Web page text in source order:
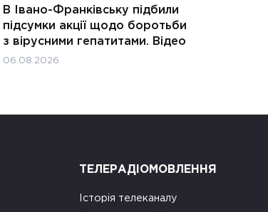
В Івано-Франківську підбили
підсумки акції щодо боротьби
з вірусними гепатитами. Відео
06.08.2026
ТЕЛЕРАДІОМОВЛЕННЯ
Історія телеканалу